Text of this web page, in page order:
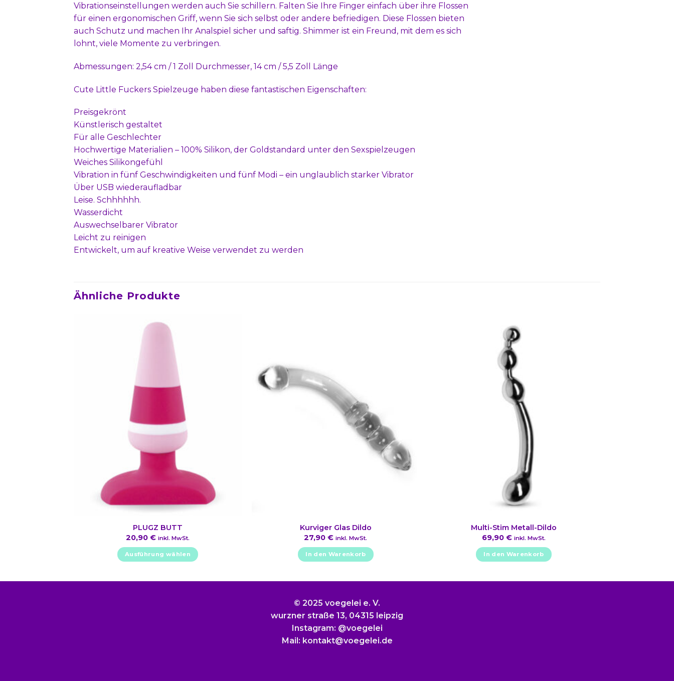
Vibrationseinstellungen werden auch Sie schillern. Falten Sie Ihre Finger einfach über ihre Flossen
für einen ergonomischen Griff, wenn Sie sich selbst oder andere befriedigen. Diese Flossen bieten
auch Schutz und machen Ihr Analspiel sicher und saftig. Shimmer ist ein Freund, mit dem es sich
lohnt, viele Momente zu verbringen.
Abmessungen: 2,54 cm / 1 Zoll Durchmesser, 14 cm / 5,5 Zoll Länge
Cute Little Fuckers Spielzeuge haben diese fantastischen Eigenschaften:
Preisgekrönt
Künstlerisch gestaltet
Für alle Geschlechter
Hochwertige Materialien – 100% Silikon, der Goldstandard unter den Sexspielzeugen
Weiches Silikongefühl
Vibration in fünf Geschwindigkeiten und fünf Modi – ein unglaublich starker Vibrator
Über USB wiederaufladbar
Leise. Schhhhhh.
Wasserdicht
Auswechselbarer Vibrator
Leicht zu reinigen
Entwickelt, um auf kreative Weise verwendet zu werden
Ähnliche Produkte
PLUGZ BUTT
20,90 € inkl. MwSt.
Ausführung wählen
Kurviger Glas Dildo
27,90€ inkl. MwSt.
In den Warenkorb
Multi-Stim Metall-Dildo
69,90 € inkl. MwSt.
In den Warenkorb
© 2025 voegelei e. V.
wurzner straße 13, 04315 leipzig
Instagram: @voegelei
Mail: kontakt@voegelei.de